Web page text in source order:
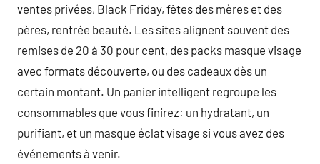
ventes privées, Black Friday, fêtes des mères et des
pères, rentrée beauté. Les sites alignent souvent des
remises de 20 à 30 pour cent, des packs masque visage
avec formats découverte, ou des cadeaux dès un
certain montant. Un panier intelligent regroupe les
consommables que vous finirez: un hydratant, un
purifiant, et un masque éclat visage si vous avez des
événements à venir.